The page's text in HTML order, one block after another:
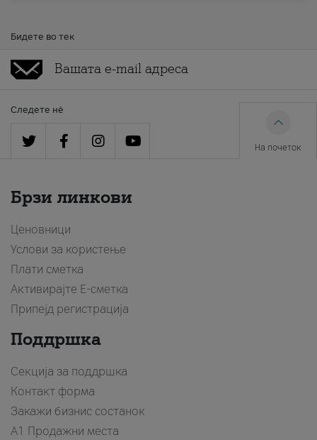
Бидете во тек
Следете нè
На почеток
Брзи линкови
Ценовници
Услови за користење
Плати сметка
Активирајте Е-сметка
Припејд регистрација
Поддршка
Секција за поддршка
Контакт форма
Закажи бизнис состанок
A1 Продажни места